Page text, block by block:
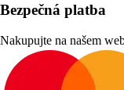
Bezpečná platba
Nakupujte na našem